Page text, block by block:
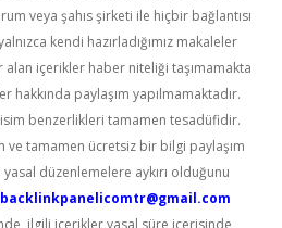
veya şahıs şirketi ile hiçbir bağlantısı
kendi hazırladığımız makaleler
alan içerikler haber niteliği taşımamakta
hakkında paylaşım yapılmamaktadır.
benzerlikleri tamamen tesadüfidir.
ve tamamen ücretsiz bir bilgi paylaşım
düzenlemelere aykırı olduğunu
backlinkpanelicomtr@gmail.com
ilgili içerikler yasal süre içerisinde